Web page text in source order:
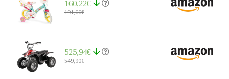
160,22€
191,66€
525,94€
549,90€